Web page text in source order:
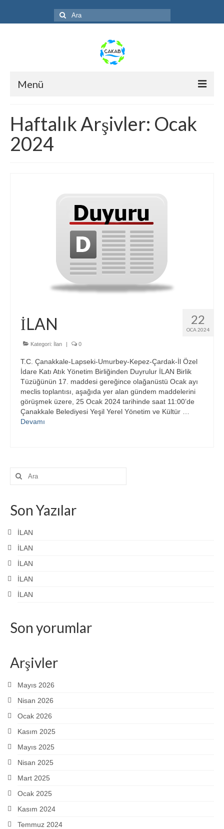
Şunu
ara:
Menü
ÇAKAB
Faaliyetler
Haftalık Arşivler: Ocak
2024
22
OCA 2024
İLAN
Kategori: İlan | 0
T.C. Çanakkale-Lapseki-Umurbey-Kepez-Çardak-İl Özel
İdare Katı Atık Yönetim Birliğinden Duyrulur İLAN Birlik
Tüzüğünün 17. maddesi gereğince olağanüstü Ocak ayı
meclis toplantısı, aşağıda yer alan gündem maddelerini
görüşmek üzere, 25 Ocak 2024 tarihinde saat 11:00’de
Çanakkale Belediyesi Yeşil Yerel Yönetim ve Kültür …
Devamı
Şunu
ara:
Son Yazılar
İLAN
İLAN
İLAN
İLAN
İLAN
Son yorumlar
Arşivler
Mayıs 2026
Nisan 2026
Ocak 2026
Kasım 2025
Mayıs 2025
Nisan 2025
Mart 2025
Ocak 2025
Kasım 2024
Temmuz 2024